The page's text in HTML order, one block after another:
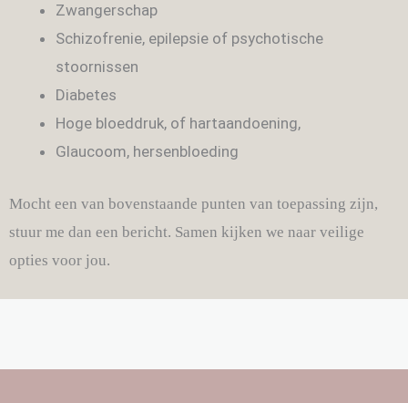
Zwangerschap
Schizofrenie, epilepsie of psychotische
stoornissen
Diabetes
Hoge bloeddruk, of hartaandoening,
Glaucoom, hersenbloeding
Mocht een van bovenstaande punten van toepassing zijn,
stuur me dan een bericht. Samen kijken we naar veilige
opties voor jou.